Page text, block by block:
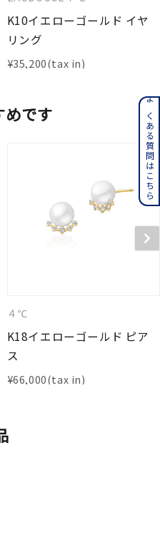
K10イエローゴールド イヤ
リング
¥35,200
めです
４℃
K18イエローゴールド ピア
ス
¥66,000
よくある質問はこちら